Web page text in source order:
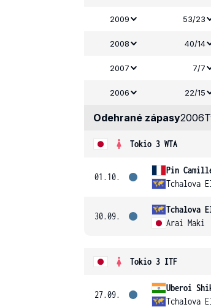
2009 53/23
2008 40/14
2007 7/7
2006 22/15
Odehrané zápasy2006
Tokio 3 WTA
01.10.
Pin
Tchalova
30.09.
Tchalova
Arai Maki
Tokio 3 ITF
27.09.
Uberoi
Tchalova